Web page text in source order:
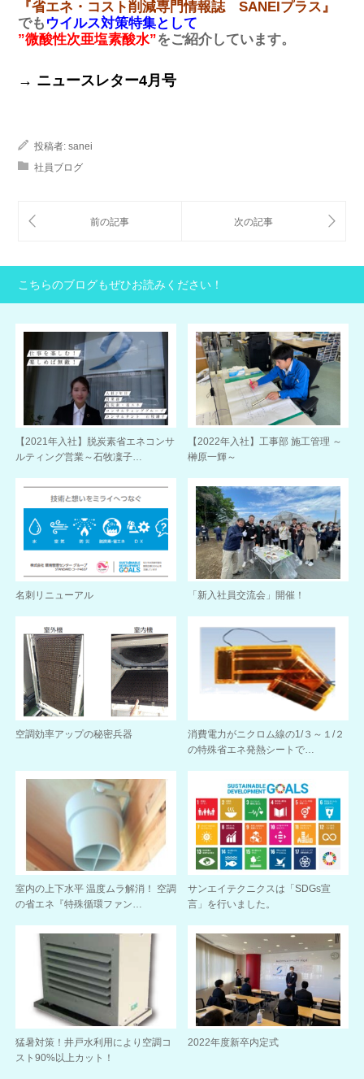
『省エネ・コスト削減専門情報誌 SANEIプラス』
でも ウイルス対策特集として
”微酸性次亜塩素酸水”をご紹介しています。
→ ニュースレター4月号
投稿者: sanei
社員ブログ
こちらのブログもぜひお読みください！
【2021年入社】脱炭素省エネコンサ
ルティング営業～石牧凜子…
【2022年入社】工事部 施工管理 ～
榊原一輝～
名刺リニューアル 「新入社員交流会」開催！
空調効率アップの秘密兵器
消費電力がニクロム線の1/３～１/２
の特殊省エネ発熱シートで…
室内の上下水平 温度ムラ解消！ 空調
の省エネ『特殊循環ファン…
サンエイテクニクスは「SDGs宣
言」を行いました。
猛暑対策！井戸水利用により空調コ
スト90%以上カット！
2022年度新卒内定式